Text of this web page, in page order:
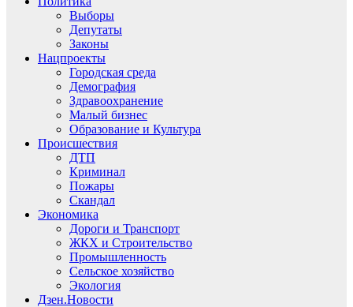
Выборы
Депутаты
Законы
Нацпроекты
Городская среда
Демография
Здравоохранение
Малый бизнес
Образование и Культура
Происшествия
ДТП
Криминал
Пожары
Скандал
Экономика
Дороги и Транспорт
ЖКХ и Строительство
Промышленность
Сельское хозяйство
Экология
Дзен.Новости